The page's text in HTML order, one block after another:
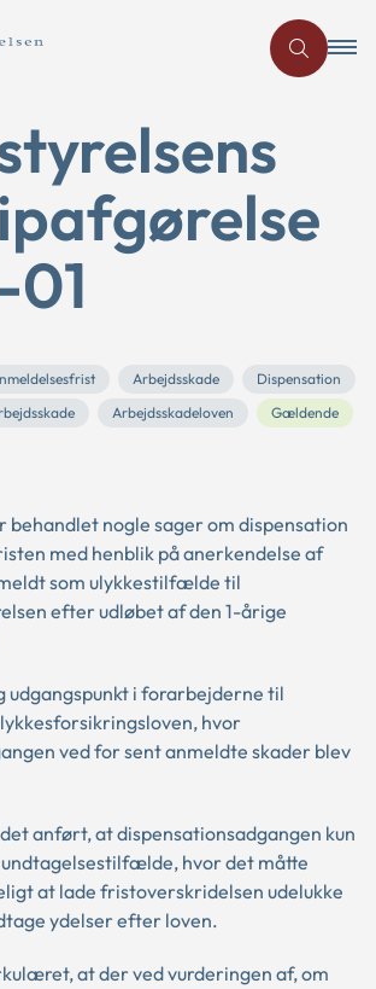
Arbejdsskade
Dispensation
Arbejdsskadeloven Gældende
behandlet nogle sager om dispensation
med henblik på anerkendelse af
som ulykkestilfælde til
efter udløbet af den 1-årige
udgangspunkt i forarbejderne til
hvor
ved for sent anmeldte skader blev
anført, at dispensationsadgangen kun
undtagelsestilfælde, hvor det måtte
at lade fristoverskridelsen udelukke
ydelser efter loven.
at der ved vurderingen af, om